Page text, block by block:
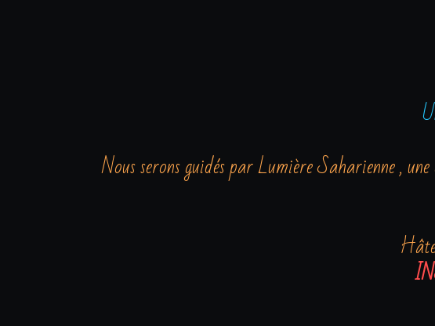
Nous serons guidés par Lumière Saharienne ,